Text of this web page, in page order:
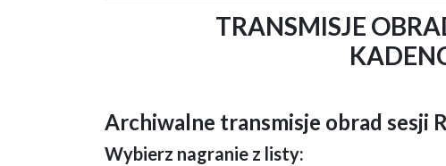
TRANSMISJE
Archiwalne transmisje obrad sesji
Wybierz nagranie z listy: